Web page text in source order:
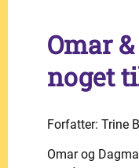
Omar
noget
Forfatter: Trine
Omar og